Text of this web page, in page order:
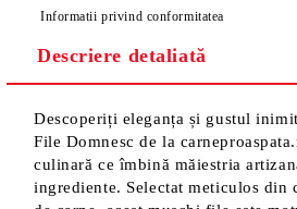
Informatii privind conformitatea
Descriere detaliată
Descoperiți eleganța și gustul
File Domnesc de la
culinară ce îmbină măiestria
ingrediente. Selectat meticulos din